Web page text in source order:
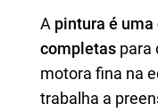
A pintura é
completas para
motora fina na
trabalha a